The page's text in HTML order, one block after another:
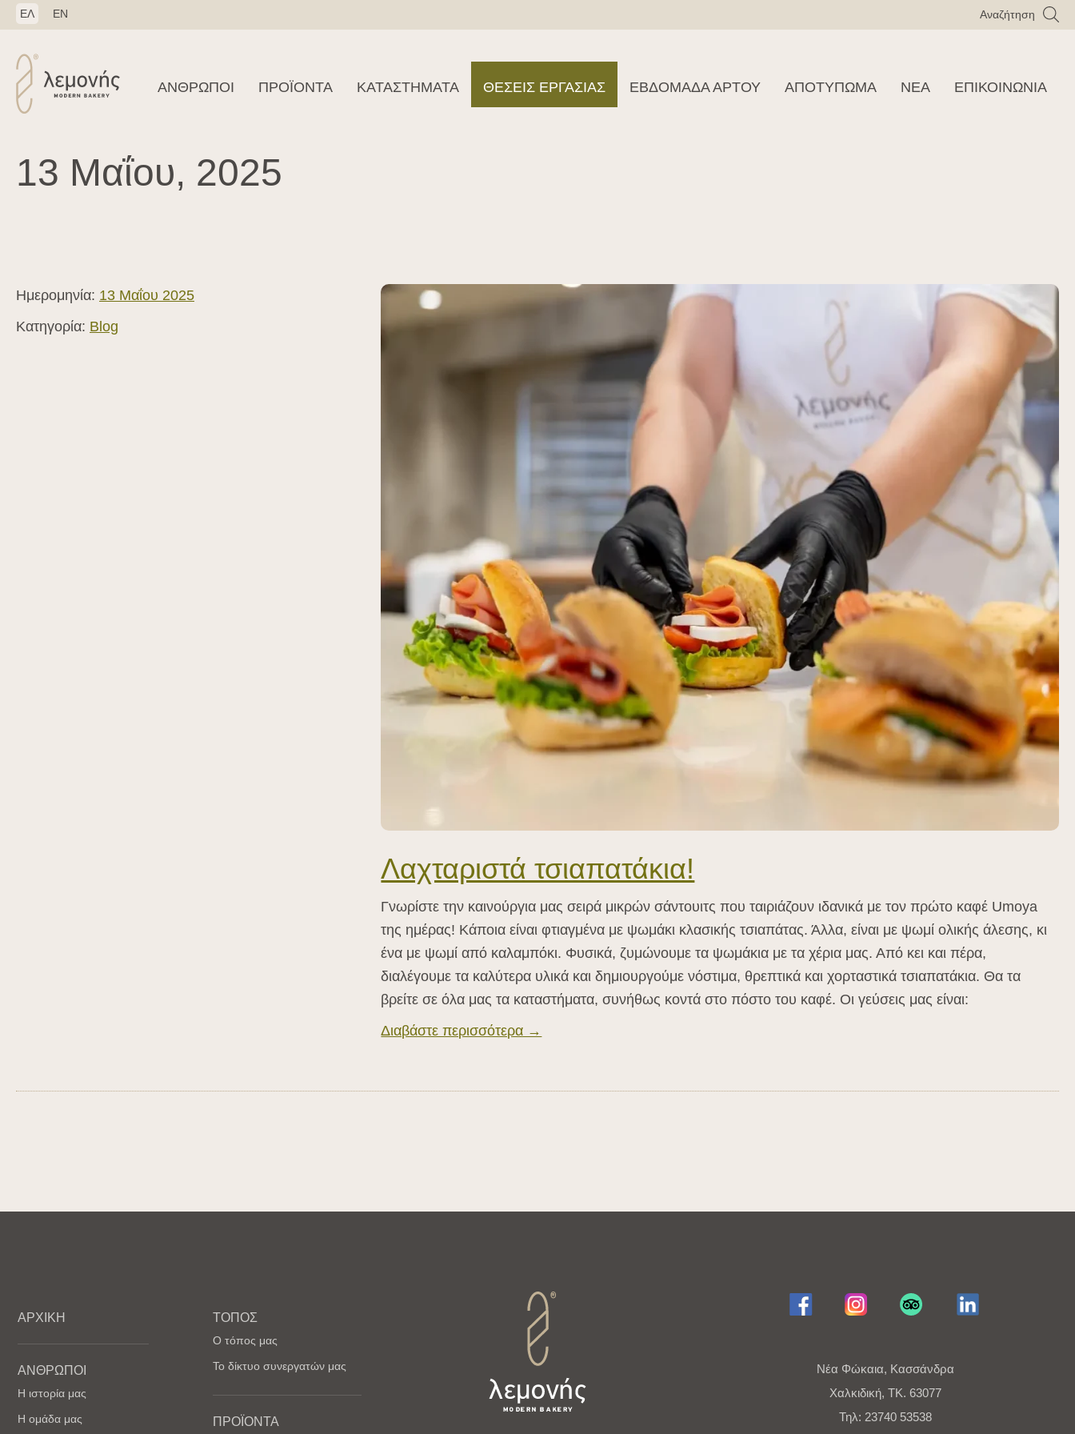
ΕΛ EN Αναζήτηση
ΑΝΘΡΩΠΟΙ ΠΡΟΪΟΝΤΑ ΚΑΤΑΣΤΉΜΑΤΑ ΘΈΣΕΙΣ ΕΡΓΑΣΊΑΣ ΕΒΔΟΜΑΔΑ ΑΡΤΟΥ ΑΠΟΤΥΠΩΜΑ ΝΕΑ ΕΠΙΚΟΙΝΩΝΊΑ
13 Μαΐου, 2025
Ημερομηνία: 13 Μαΐου 2025
Κατηγορία: Blog
Λαχταριστά τσιαπατάκια!
Γνωρίστε την καινούργια μας σειρά μικρών σάντουιτς που ταιριάζουν ιδανικά με τον πρώτο καφέ Umoya
της ημέρας! Κάποια είναι φτιαγμένα με ψωμάκι κλασικής τσιαπάτας. Άλλα, είναι με ψωμί ολικής άλεσης, κι
ένα με ψωμί από καλαμπόκι. Φυσικά, ζυμώνουμε τα ψωμάκια με τα χέρια μας. Από κει και πέρα,
διαλέγουμε τα καλύτερα υλικά και δημιουργούμε νόστιμα, θρεπτικά και χορταστικά τσιαπατάκια. Θα τα
βρείτε σε όλα μας τα καταστήματα, συνήθως κοντά στο πόστο του καφέ. Οι γεύσεις μας είναι:
Διαβάστε περισσότερα →
ΑΡΧΙΚΗ
ΑΝΘΡΩΠΟΙ
Η ιστορία μας
Η ομάδα μας
ΤΟΠΟΣ
Ο τόπος μας
Το δίκτυο συνεργατών μας
ΠΡΟΪΟΝΤΑ
Νέα Φώκαια, Κασσάνδρα
Χαλκιδική, ΤΚ. 63077
Τηλ: 23740 53538